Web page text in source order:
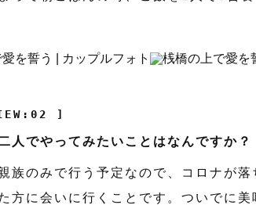
]
人でやってみたいことはなんですか？
族のみで行う予定なので、コロナが
方に会いに行くことです。ついでに